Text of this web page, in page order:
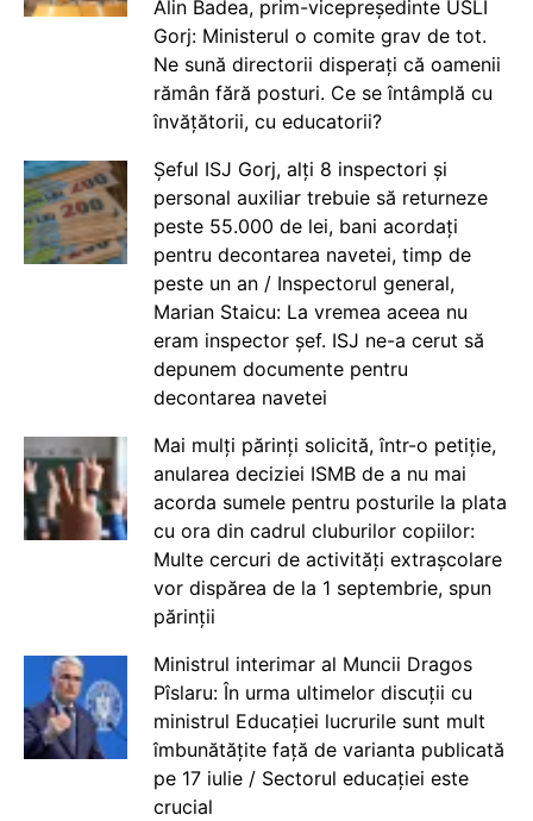
Alin Badea, prim-vicepreședinte USLI
Gorj: Ministerul o comite grav de tot.
Ne sună directorii disperați că oamenii
rămân fără posturi. Ce se întâmplă cu
învățătorii, cu educatorii?
Șeful ISJ Gorj, alți 8 inspectori și
personal auxiliar trebuie să returneze
peste 55.000 de lei, bani acordați
pentru decontarea navetei, timp de
peste un an / Inspectorul general,
Marian Staicu: La vremea aceea nu
eram inspector șef. ISJ ne-a cerut să
depunem documente pentru
decontarea navetei
Mai mulți părinți solicită, într-o petiție,
anularea deciziei ISMB de a nu mai
acorda sumele pentru posturile la plata
cu ora din cadrul cluburilor copiilor:
Multe cercuri de activități extrașcolare
vor dispărea de la 1 septembrie, spun
părinții
Ministrul interimar al Muncii Dragos
Pîslaru: În urma ultimelor discuții cu
ministrul Educației lucrurile sunt mult
îmbunătățite față de varianta publicată
pe 17 iulie / Sectorul educației este
crucial